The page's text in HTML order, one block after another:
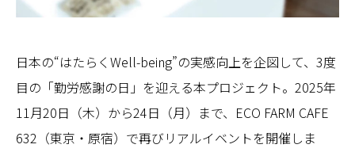
日本の“はたらくWell-being”の実感向上を企図して、3度
目の「勤労感謝の日」を迎える本プロジェクト。2025年
11月20日（木）から24日（月）まで、ECO FARM CAFE
632（東京・原宿）で再びリアルイベントを開催しま